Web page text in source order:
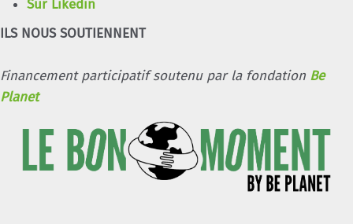
Sur Likedin
ILS NOUS SOUTIENNENT
Financement participatif soutenu par la fondation Be
Planet